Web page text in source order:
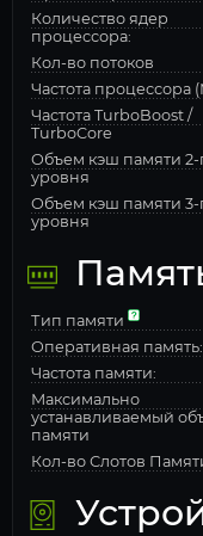
Количество ядер
процессора:
Кол-во потоков
Частота процессора
Частота TurboBoost /
TurboCore
Объем кэш памяти 2-
уровня
Объем кэш памяти 3-
уровня
Тип памяти
Оперативная память:
Частота памяти:
Максимально
устанавливаемый
памяти
Кол-во Слотов